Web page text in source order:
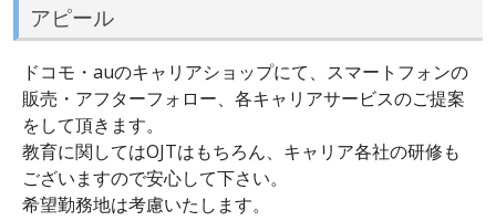
アピール
ドコモ・auのキャリアショップにて、スマートフォンの
販売・アフターフォロー、各キャリアサービスのご提案
をして頂きます。
教育に関してはOJTはもちろん、キャリア各社の研修も
ございますので安心して下さい。
希望勤務地は考慮いたします。